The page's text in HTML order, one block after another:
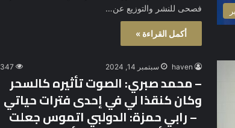
فصحى للنشر والتوزيع عن…
أكمل القراءة »
haven سبتمبر 14, 2024 347
– محمد صبري: الصوت تأثيره كالسحر
وكان كنقذا لي في إحدى فترات حياتي
– رابي حمزة: الدولبي اتموس جعلت